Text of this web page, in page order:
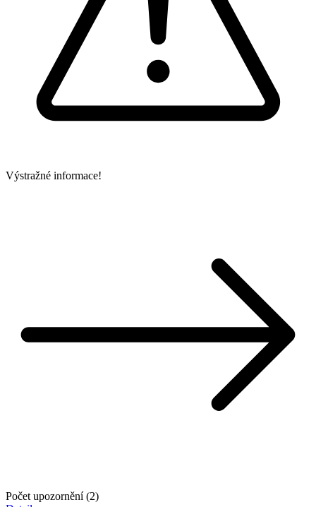
Výstražné informace!
Počet upozornění (2)